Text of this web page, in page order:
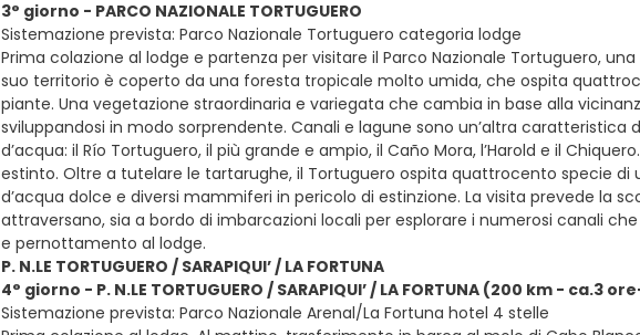
3° giorno - PARCO NAZIONALE TORTUGUERO
Sistemazione prevista: Parco Nazionale Tortuguero categoria lodge
Prima colazione al lodge e partenza per visitare il Parco Nazionale Tortuguero,
suo territorio è coperto da una foresta tropicale molto umida, che ospita
piante. Una vegetazione straordinaria e variegata che cambia in base alla
sviluppandosi in modo sorprendente. Canali e lagune sono un’altra caratteristica
d’acqua: il Río Tortuguero, il più grande e ampio, il Caño Mora, l’Harold e il
estinto. Oltre a tutelare le tartarughe, il Tortuguero ospita quattrocento specie di
d’acqua dolce e diversi mammiferi in pericolo di estinzione. La visita prevede la
attraversano, sia a bordo di imbarcazioni locali per esplorare i numerosi canali
e pernottamento al lodge.
P. N.LE TORTUGUERO / SARAPIQUI’ / LA FORTUNA
4° giorno - P. N.LE TORTUGUERO / SARAPIQUI’ / LA FORTUNA (200 km - ca.3
Sistemazione prevista: Parco Nazionale Arenal/La Fortuna hotel 4 stelle